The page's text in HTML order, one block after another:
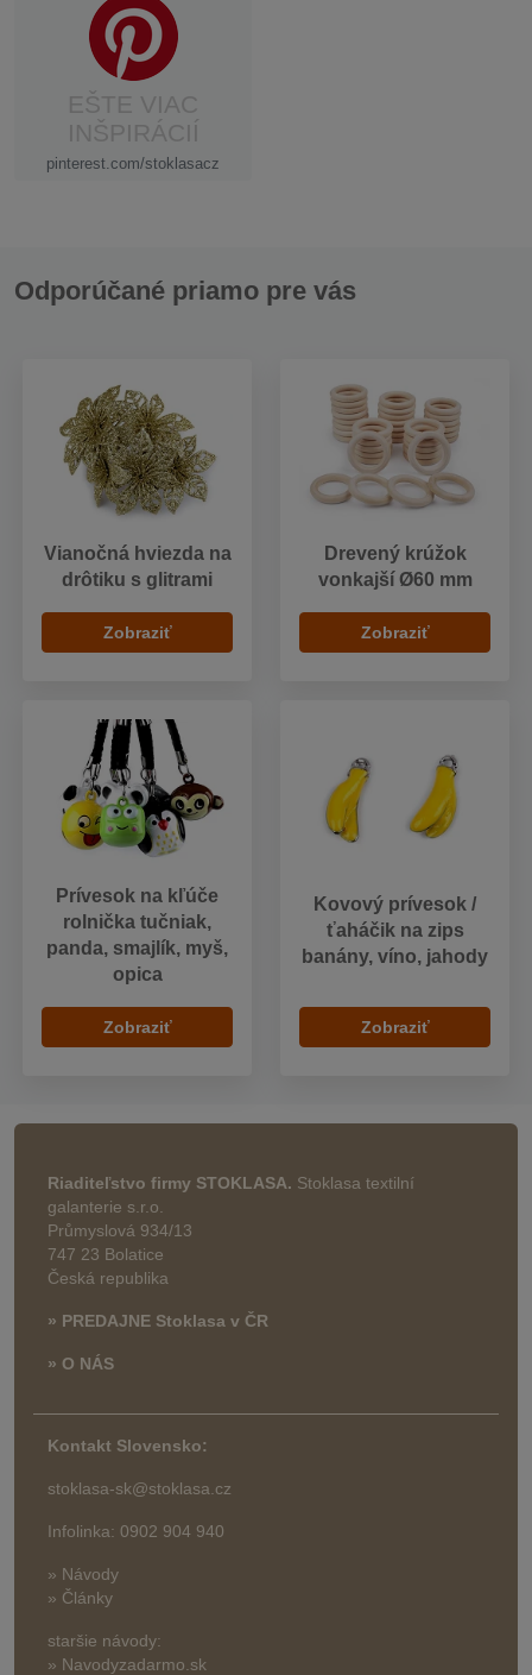
pinterest.com/stoklasacz
Odporúčané priamo pre vás
Vianočná hviezda na
drôtiku s glitrami
Zobraziť
Drevený krúžok
vonkajší Ø60 mm
Zobraziť
Prívesok na kľúče
rolnička tučniak,
panda, smajlík, myš,
opica
Zobraziť
Kovový prívesok /
ťaháčik na zips
banány, víno, jahody
Zobraziť
Riaditeľstvo firmy STOKLASA. Stoklasa textilní
galanterie s.r.o.
Průmyslová 934/13
747 23 Bolatice
Česká republika
» PREDAJNE Stoklasa v ČR
» O NÁS
Kontakt Slovensko:
stoklasa-sk@stoklasa.cz
Infolinka: 0902 904 940
» Návody
» Články
staršie návody:
» Navodyzadarmo.sk